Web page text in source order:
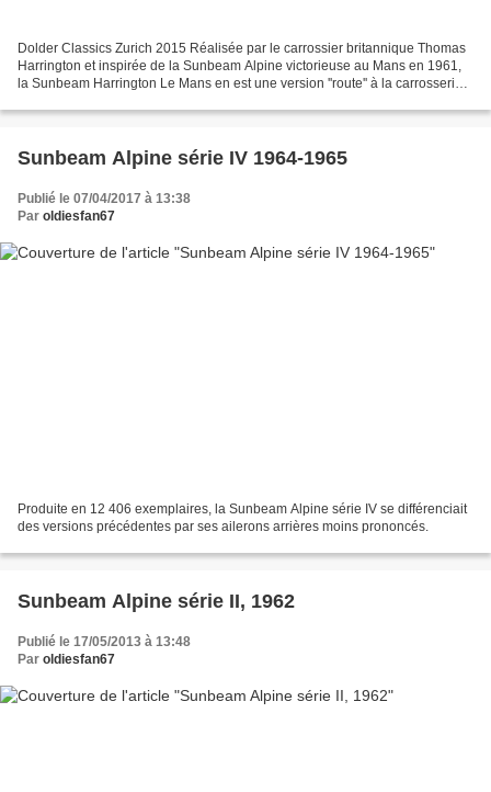
Dolder Classics Zurich 2015 Réalisée par le carrossier britannique Thomas
Harrington et inspirée de la Sunbeam Alpine victorieuse au Mans en 1961,
la Sunbeam Harrington Le Mans en est une version ''route'' à la carrosserie
Sunbeam Alpine série IV 1964-1965
Publié le 07/04/2017 à 13:38
Par oldiesfan67
Produite en 12 406 exemplaires, la Sunbeam Alpine série IV se différenciait
des versions précédentes par ses ailerons arrières moins prononcés.
Sunbeam Alpine série II, 1962
Publié le 17/05/2013 à 13:48
Par oldiesfan67